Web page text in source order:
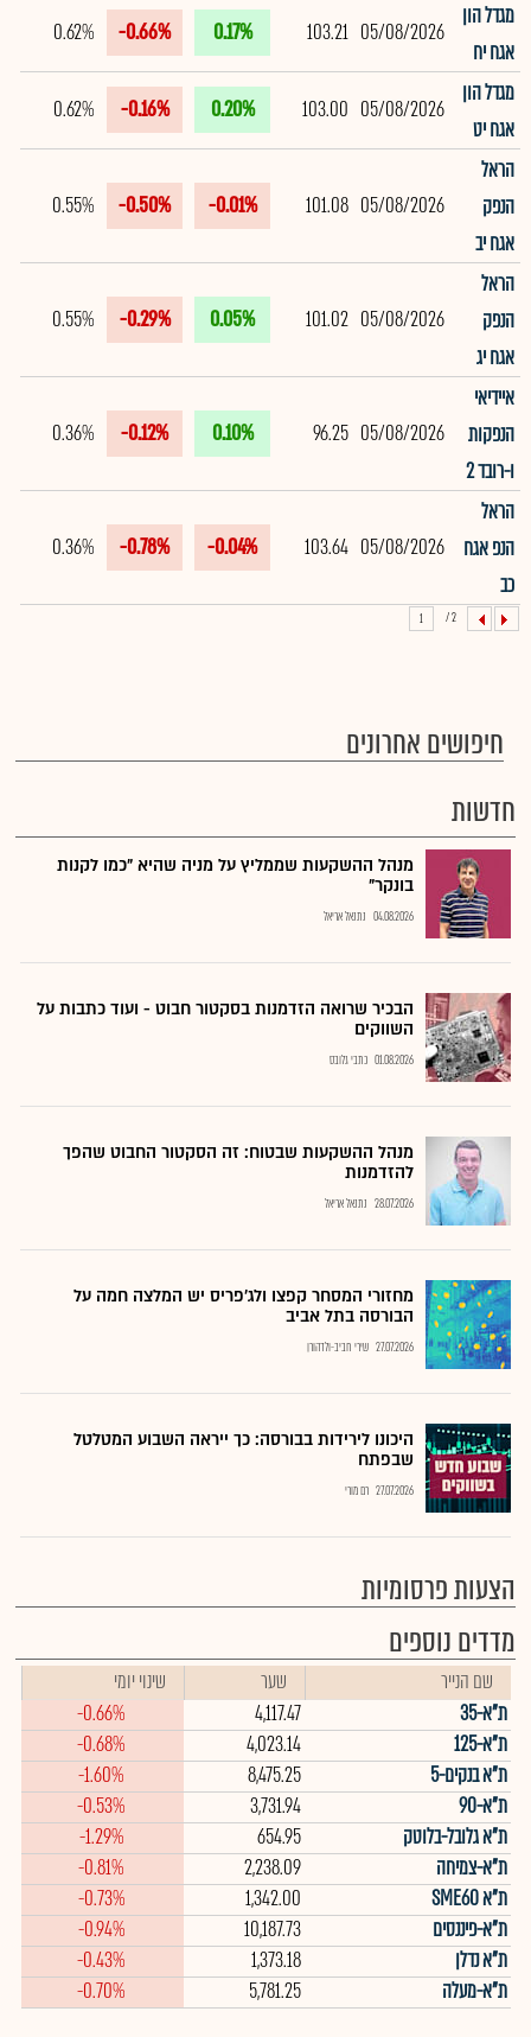
מגדל הון
אגח יח
05/08/2026
103.21
0.17%
-0.66%
0.62%
מגדל הון
אגח יט
05/08/2026
103.00
0.20%
-0.16%
0.62%
הראל
הנפק
אגח יב
05/08/2026
101.08
-0.01%
-0.50%
0.55%
הראל
הנפק
אגח יג
05/08/2026
101.02
0.05%
-0.29%
0.55%
איידיאי
הנפקות
ו-רובד 2
05/08/2026
96.25
0.10%
-0.12%
0.36%
הראל
הנפ אגח
כב
05/08/2026
103.64
-0.04%
-0.78%
0.36%
2 /
1
חיפושים אחרונים
חדשות
מנהל ההשקעות שממליץ על מניה שהיא "כמו לקנות
בונקר"
04.08.2026 נתנאל אריאל
הבכיר שרואה הזדמנות בסקטור חבוט - ועוד כתבות על
השווקים
01.08.2026 כתבי גלובס
מנהל ההשקעות שבטוח: זה הסקטור החבוט שהפך
להזדמנות
28.07.2026 נתנאל אריאל
מחזורי המסחר קפצו ולג'פריס יש המלצה חמה על
הבורסה בתל אביב
27.07.2026 שירי חביב-ולדהורן
היכונו לירידות בבורסה: כך ייראה השבוע המטלטל
שבפתח
27.07.2026 רם מורי
הצעות פרסומיות
מדדים נוספים
שם הנייר שער
שינוי יומי
ת"א-35
4,117.47
-0.66%
ת"א-125
4,023.14
-0.68%
ת"א בנקים-5
8,475.25
-1.60%
ת"א-90
3,731.94
-0.53%
ת"א גלובל-בלוטק
654.95
-1.29%
ת"א-צמיחה
2,238.09
-0.81%
ת"א SME60
1,342.00
-0.73%
ת"א-פיננסים
10,187.73
-0.94%
ת"א נדלן
1,373.18
-0.43%
ת"א-מעלה
5,781.25
-0.70%